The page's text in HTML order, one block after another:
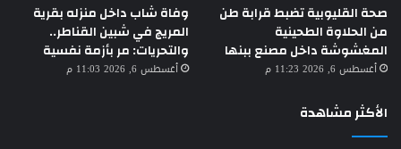
صحة القليوبية تضبط قرابة طن
من الحلاوة الطحينية
المغشوشة داخل مصنع ببنها
أغسطس 6, 2026 11:23 م
وفاة شاب داخل منزله بقرية
المريج في شبين القناطر..
والتحريات: مر بأزمة نفسية
أغسطس 6, 2026 11:03 م
الأكثر مشاهدة